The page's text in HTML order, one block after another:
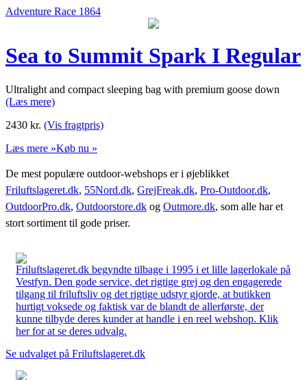
Adventure Race 1864
Sea to Summit Spark I Regular
Ultralight and compact sleeping bag with premium goose down
(Læs mere)
2430 kr. (Vis fragtpris)
Læs mere »Køb nu »
De mest populære outdoor-webshops er i øjeblikket
Friluftslageret.dk, 55Nord.dk, GrejFreak.dk, Pro-Outdoor.dk,
OutdoorPro.dk, Outdoorstore.dk og Outmore.dk, som alle har et
stort sortiment til gode priser.
Friluftslageret.dk begyndte tilbage i 1995 i et lille lagerlokale på
Vestfyn. Den gode service, det rigtige grej og den engagerede
tilgang til friluftsliv og det rigtige udstyr gjorde, at butikken
hurtigt voksede og faktisk var de blandt de allerførste, der
kunne tilbyde deres kunder at handle i en reel webshop. Klik
her for at se deres udvalg.
Se udvalget på Friluftslageret.dk